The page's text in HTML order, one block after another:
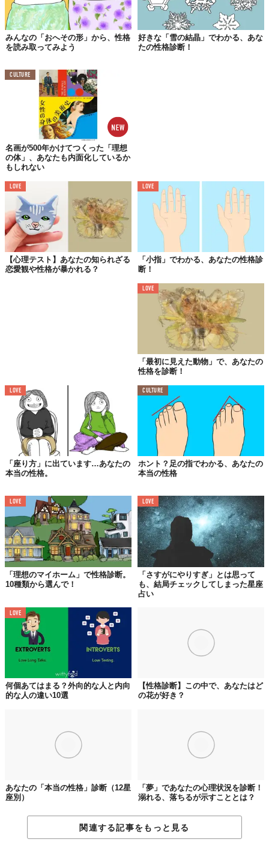
多くはないのですが、線が3本ある人もいます。それが太く長い場
合は、公私ともに大きな影響力を持ち、多くの人の記憶に残る存
在となるでしょう。
4本目の線が意味するもの
4本線がある人は、とても稀です。幸福、もしくは不幸。人によっ
て大きく分かれます。ただ、
もしその線が曲がっていたり、短いからと言って心配は無用。誰
かに人生をコントロールされているという明示で、人生の目標を
達成するために必要な変化を自分で理解しているとも言えます。
自分の長所の可能性や強みを信じ、それを多いに発揮してくださ
い。
Licensed material used with permission by Higher Perspective
TABI LABO
この世界は、もっと広いはずだ。
みんなの「おへその形」から、性格
を読み取ってみよう
好きな「雪の結晶」でわかる、あな
たの性格診断！
CULTURE
名画が500年かけてつくった「理想
の体」、あなたも内面化しているか
もしれない
LOVE
【心理テスト】あなたの知られざる
恋愛観や性格が暴かれる？
LOVE
「小指」でわかる、あなたの性格診
断！
LOVE
「最初に見えた動物」で、あなたの
性格を診断！
LOVE
「座り方」に出ています…あなたの
本当の性格。
CULTURE
ホント？足の指でわかる、あなたの
本当の性格
LOVE
「理想のマイホーム」で性格診断。
10種類から選んで！
LOVE
「さすがにやりすぎ」とは思って
も、結局チェックしてしまった星座
占い
LOVE
何個あてはまる？外向的な人と内向
的な人の違い10選
【性格診断】この中で、あなたはど
の花が好き？
あなたの「本当の性格」診断（12星
座別）
「夢」であなたの心理状況を診断！
溺れる、落ちるが示すこととは？
関連する記事をもっと見る